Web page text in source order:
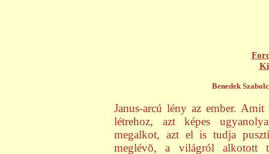
Benedek
Janus-arcú lény az ember.
létrehoz, azt képes
megalkot, azt el is tudja
meglévõ, a világról alkotott